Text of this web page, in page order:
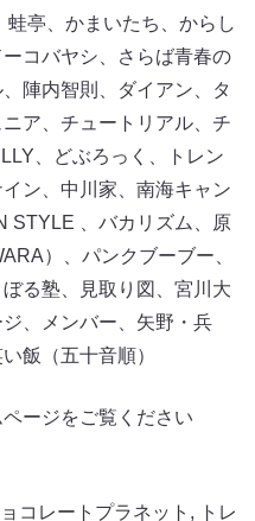
亭、かまいたち、からし
コバヤシ、さらば青春の
陣内智則、ダイアン、タ
ア、チュートリアル、チ
、どぶろっく、トレン
ン、中川家、南海キャン
STYLE 、バカリズム、原
）、パンクブーブー、
る塾、見取り図、宮川大
、メンバー、矢野・兵
飯（五十音順）
ージをご覧ください
コレートプラネット ,
トレ